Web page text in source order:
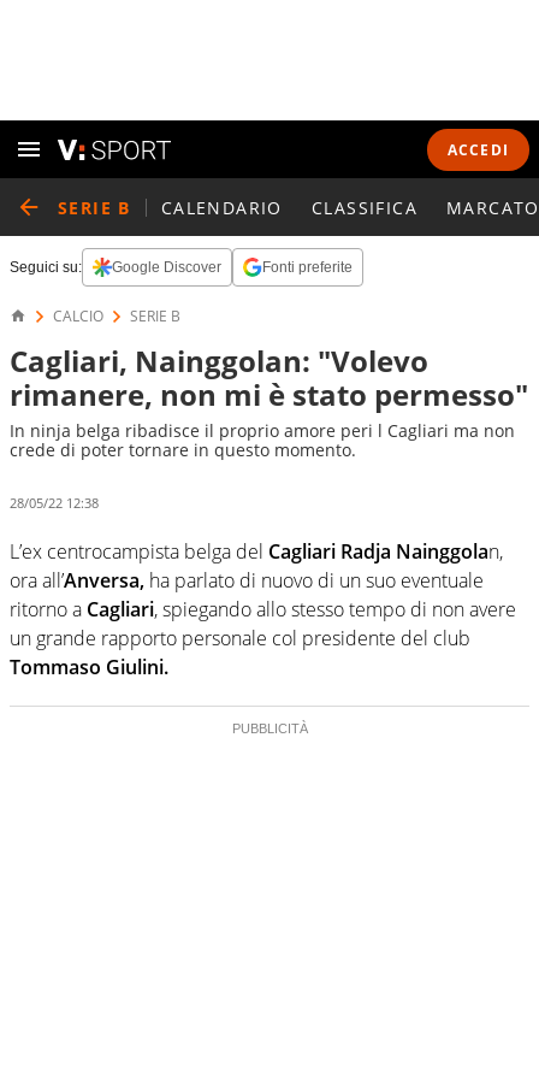
ACCEDI
SERIE B CALENDARIO CLASSIFICA
Seguici su: Google Discover Fonti preferite
CALCIO SERIE B
Cagliari, Nainggolan: "Volevo
rimanere, non mi è stato permesso"
In ninja belga ribadisce il proprio amore peri l Cagliari ma non
crede di poter tornare in questo momento.
28/05/22 12:38
L’ex centrocampista belga del Cagliari Radja Nainggolan,
ora all’Anversa, ha parlato di nuovo di un suo eventuale
ritorno a Cagliari, spiegando allo stesso tempo di non avere
un grande rapporto personale col presidente del club
Tommaso Giulini.